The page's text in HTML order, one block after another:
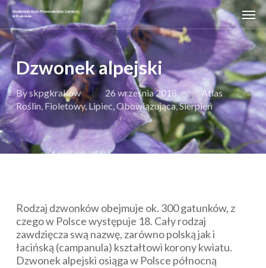
Skip
to
main
content
Dzwonek alpejski
Byskpgkrakow 26 września 2018
Atlas
Roślin, Fioletowy,Lipiec,Obowiązująca,Sierpień
Rodzaj dzwonków obejmuje ok. 300 gatunków, z
czego w Polsce występuje 18. Cały rodzaj
zawdzięcza swą nazwę, zarówno polską jak i
łacińską (campanula) kształtowi korony kwiatu.
Dzwonek alpejski osiąga w Polsce północną